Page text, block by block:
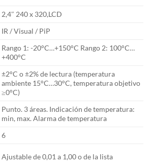
2,4″ 240 x 320,LCD
IR / Visual / PiP
Rango 1: -20°C…+150°C Rango 2: 100°C…
+400°C
±2°C o ±2% de lectura (temperatura
ambiente 15°C…30°C, temperatura objetivo
≥0°C)
Punto. 3 áreas. Indicación de temperatura:
min, max. Alarma de temperatura
6
Ajustable de 0,01 a 1,00 o de la lista